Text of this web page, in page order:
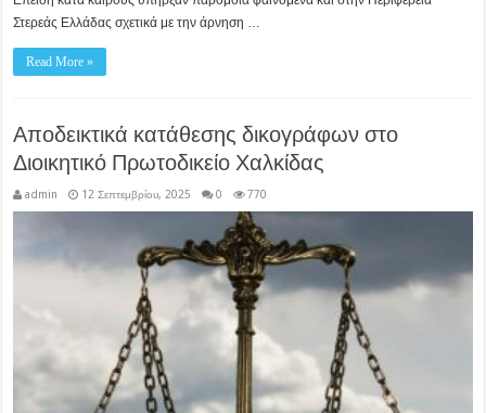
Στερεάς Ελλάδας σχετικά με την άρνηση …
Read More »
Αποδεικτικά κατάθεσης δικογράφων στο
Διοικητικό Πρωτοδικείο Χαλκίδας
admin 12 Σεπτεμβρίου, 2025 0 770